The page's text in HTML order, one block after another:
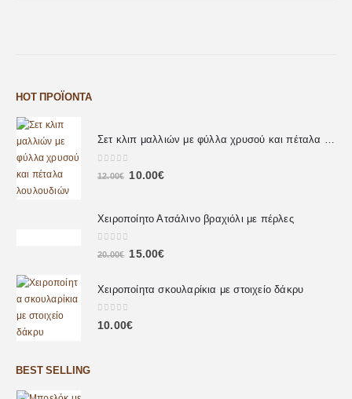
HOT ΠΡΟΪΌΝΤΑ
Σετ κλιπ μαλλιών με φύλλα χρυσού και πέταλα λουλουδιών
out of 5
12.00€ 10.00€
Χειροποίητο Ατσάλινο βραχιόλι με πέρλες
0out of 5
20.00€ 15.00€
Χειροποίητα σκουλαρίκια με στοιχείο δάκρυ
0 out of 5
10.00€
BEST SELLING